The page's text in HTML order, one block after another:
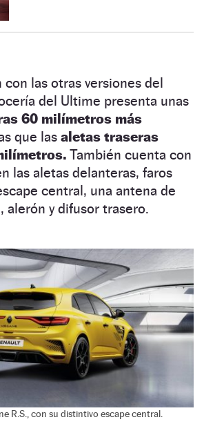
con las otras versiones del
del Ultime presenta unas
60 milímetros más
que las aletas traseras
También cuenta con
las aletas delanteras, faros
central, una antena de
alerón y difusor trasero.
R.S., con su distintivo escape central.